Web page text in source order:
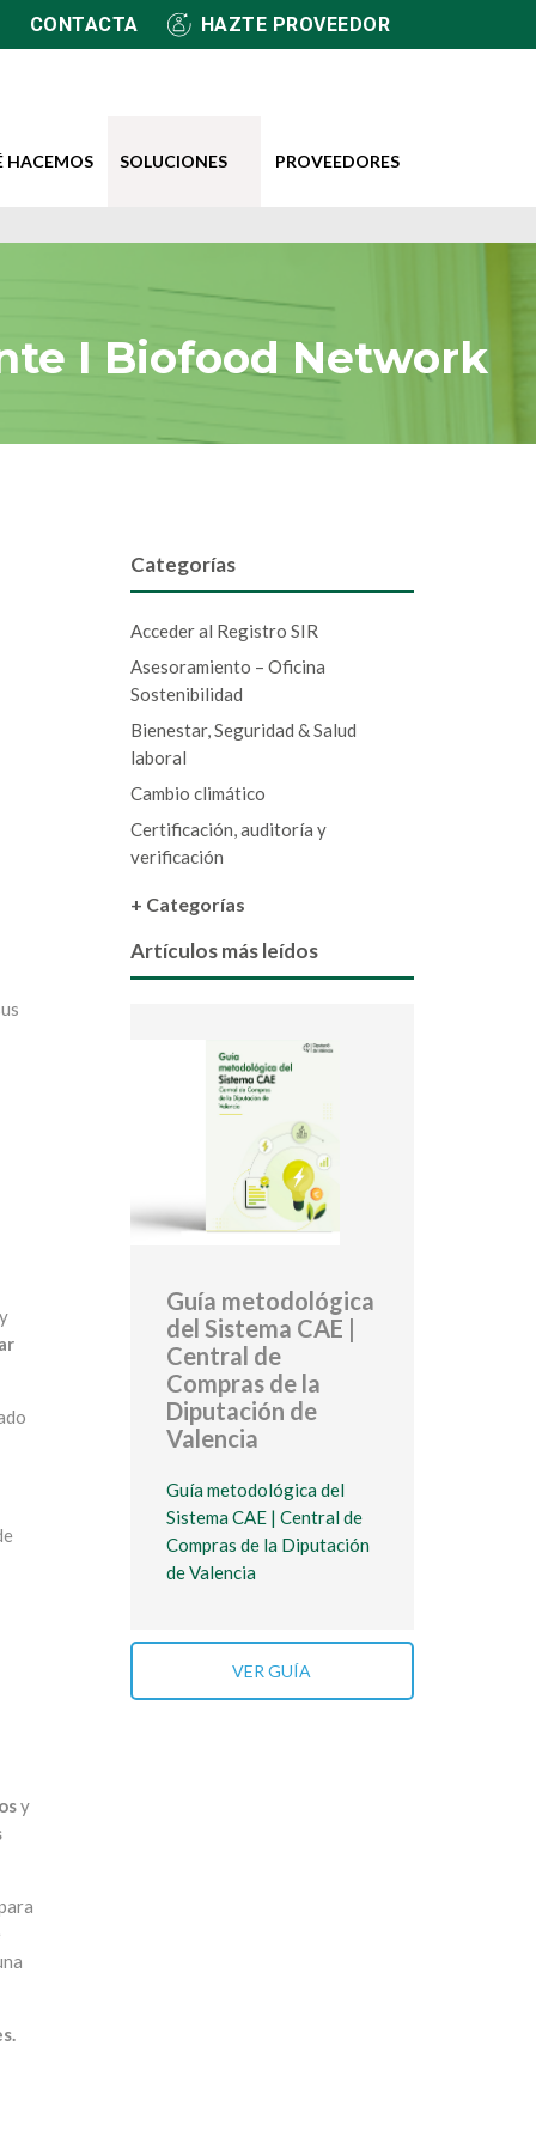
CONTACTA HAZTE PROVEEDOR
HACEMOS SOLUCIONES PROVEEDORES
I Biofood Network
y
Categorías
Acceder al Registro SIR
Asesoramiento – Oficina
Sostenibilidad
Bienestar, Seguridad & Salud
laboral
Cambio climático
Certificación, auditoría y
verificación
+ Categorías
Artículos más leídos
Guía metodológica
del Sistema CAE |
Central de
Compras de la
Diputación de
Valencia
Guía metodológica del
Sistema CAE | Central de
Compras de la Diputación
de Valencia
VER GUÍA